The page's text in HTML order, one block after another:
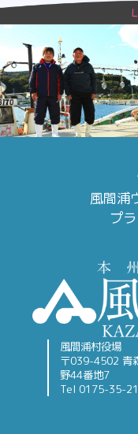
風間浦
プ
風間浦村役場
〒039-4502 青
野44番地7
Tel 0175-35-